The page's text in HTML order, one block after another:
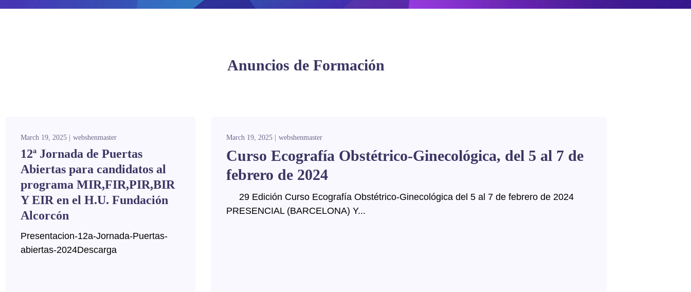
Anuncios de Formación
March 19, 2025 webshenmaster
12ª Jornada de Puertas
Abiertas para candidatos al
programa MIR,FIR,PIR,BIR
Y EIR en el H.U. Fundación
Alcorcón
Presentacion-12a-Jornada-Puertas-
abiertas-2024Descarga
March 19, 2025 webshenmaster
Curso Ecografía Obstétrico-Ginecológica, del 5 al 7 de
febrero de 2024
29 Edición Curso Ecografía Obstétrico-Ginecológica del 5 al 7 de febrero de 2024
PRESENCIAL (BARCELONA) Y...